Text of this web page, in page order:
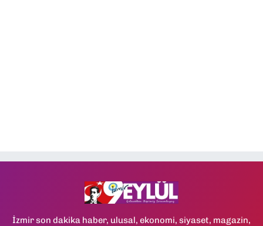
İzmir son dakika haber, ulusal, ekonomi, siyaset, magazin,